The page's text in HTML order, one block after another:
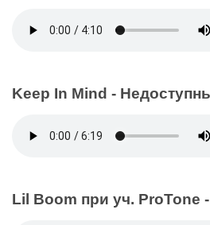
Keep In Mind -
Lil Boom при уч. ProTone